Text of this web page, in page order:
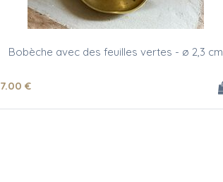
Bobèche avec des feuilles vertes - ø 2,3 cm
7.00 €